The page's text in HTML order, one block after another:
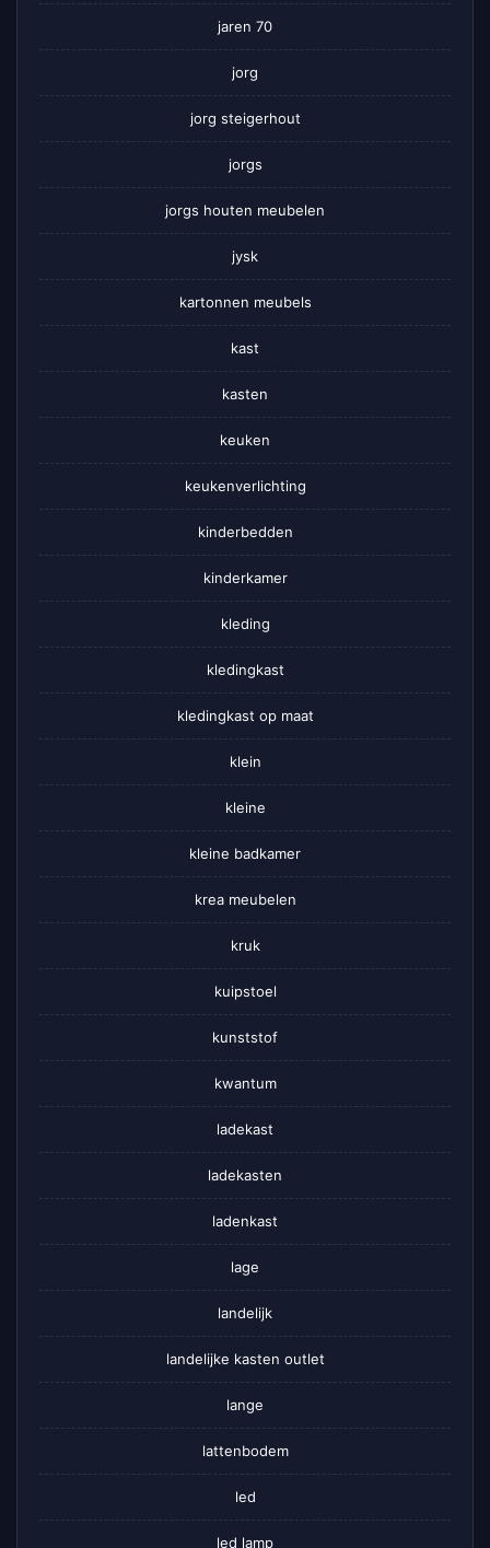
jaren 70
jorg
jorg steigerhout
jorgs
jorgs houten meubelen
jysk
kartonnen meubels
kast
kasten
keuken
keukenverlichting
kinderbedden
kinderkamer
kleding
kledingkast
kledingkast op maat
klein
kleine
kleine badkamer
krea meubelen
kruk
kuipstoel
kunststof
kwantum
ladekast
ladekasten
ladenkast
lage
landelijk
landelijke kasten outlet
lange
lattenbodem
led
led lamp